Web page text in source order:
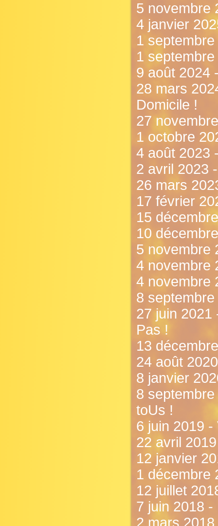
5 novembre
4 janvier
1 septembre
1
9 août 2024
28 mars
Domicile !
27
1 octobre
4 août 2023
2 avril 2023
26 mars
17 février
15
10
5 novembre
4 novembre
4 novembre
8
27 juin 2021
Pas !
13
24 août
8 janvier
8
toUs !
6 juin 2019 -
22 avril
12 janvier
1 décembre
12 juillet
7 juin 2018 -
2 mars